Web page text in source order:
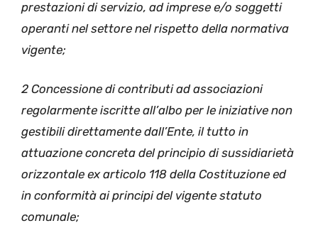
prestazioni di servizio, ad imprese e/o soggetti
operanti nel settore nel rispetto della normativa
vigente;
2 Concessione di contributi ad associazioni
regolarmente iscritte all’albo per le iniziative non
gestibili direttamente dall’Ente, il tutto in
attuazione concreta del principio di sussidiarietà
orizzontale ex articolo 118 della Costituzione ed
in conformità ai principi del vigente statuto
comunale;